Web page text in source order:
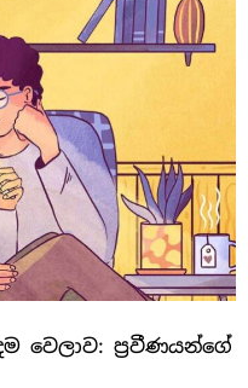
වෙලාව: ප්‍රවීණයන්ගේ